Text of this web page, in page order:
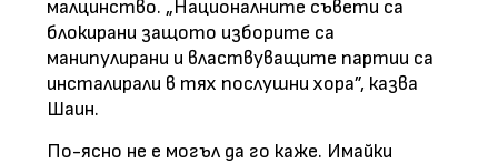
малцинство. „Националните съвети са
блокирани защото изборите са
манипулирани и властвуващите партии са
инсталирали в тях послушни хора”, казва
Шаин.
По-ясно не е могъл да го каже. Имайки